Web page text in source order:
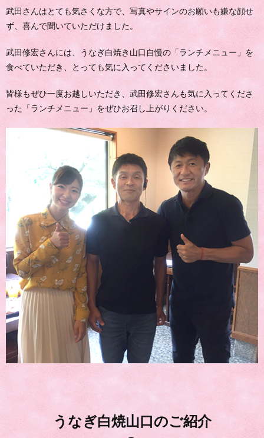
武田さんはとても気さくな方で、写真やサインのお願いも嫌な顔せ
ず、喜んで聞いていただけました。
武田修宏さんには、うなぎ白焼き山口自慢の「ランチメニュー」を
食べていただき、とっても気に入ってくださいました。
皆様もぜひ一度お越しいただき、武田修宏さんも気に入ってくださ
った「ランチメニュー」をぜひお召し上がりください。
うなぎ白焼山口のご紹介